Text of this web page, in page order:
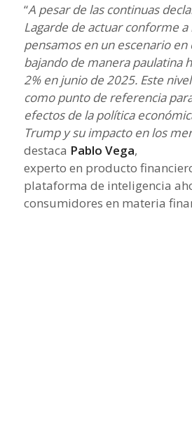
“A pesar de las continuas
Lagarde de actuar conforme a
pensamos en un escenario en
bajando de manera paulatina
2% en junio de 2025. Este
como punto de referencia
efectos de la política
Trump y su impacto en los
destaca Pablo Vega,
experto en producto
plataforma de inteligencia
consumidores en materia